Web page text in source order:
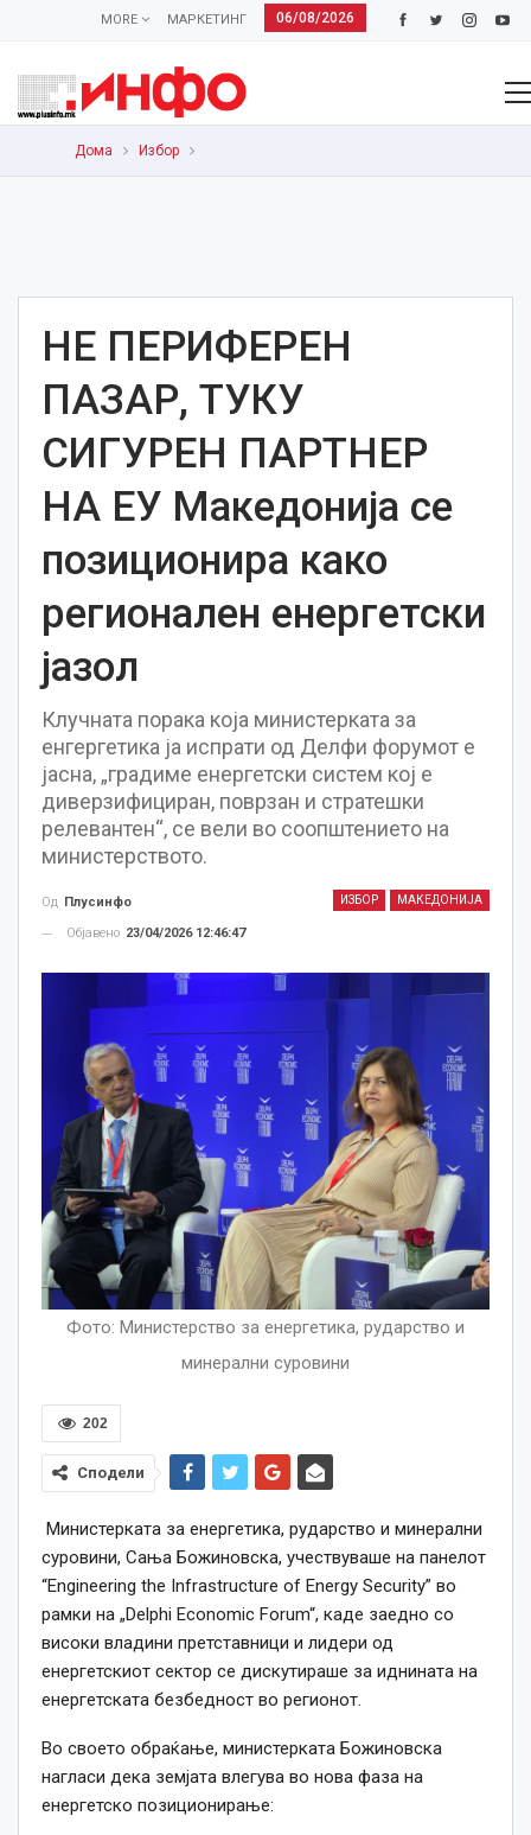
06/08/2026
МАРКЕТИНГ
MORE
Дома Избор
НЕ ПЕРИФЕРЕН
ПАЗАР, ТУКУ
СИГУРЕН ПАРТНЕР
НА ЕУ Македонија се
позиционира како
регионален енергетски
јазол
Клучната порака која министерката за
енгергетика ја испрати од Делфи форумот е
јасна, „градиме енергетски систем кој е
диверзифициран, поврзан и стратешки
релевантен“, се вели во соопштението на
министерството.
ИЗБОР МАКЕДОНИЈА
Од Плусинфо
Објавено 23/04/2026 12:46:47
Фото: Министерство за енергетика, рударство и
минерални суровини
202
Сподели
Министерката за енергетика, рударство и минерални
суровини, Сања Божиновска, учествуваше на панелот
“Engineering the Infrastructure of Energy Security” во
рамки на „Delphi Economic Forum“, каде заедно со
високи владини претставници и лидери од
енергетскиот сектор се дискутираше за иднината на
енергетската безбедност во регионот.
Во своето обраќање, министерката Божиновска
нагласи дека земјата влегува во нова фаза на
енергетско позиционирање: